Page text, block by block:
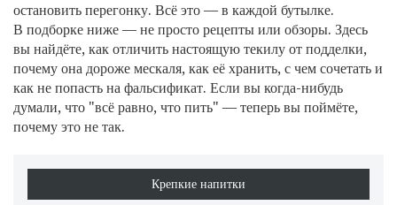
остановить перегонку. Всё это — в каждой бутылке.
В подборке ниже — не просто рецепты или обзоры. Здесь
вы найдёте, как отличить настоящую текилу от подделки,
почему она дороже мескаля, как её хранить, с чем сочетать и
как не попасть на фальсификат. Если вы когда-нибудь
думали, что "всё равно, что пить" — теперь вы поймёте,
почему это не так.
Крепкие напитки